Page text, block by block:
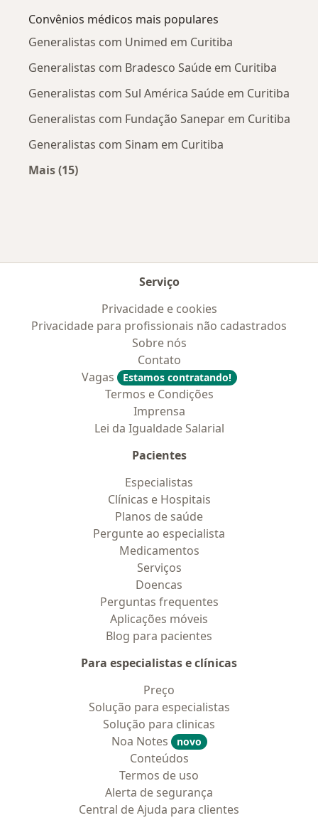
Convênios médicos mais populares
Generalistas com Unimed em Curitiba
Generalistas com Bradesco Saúde em Curitiba
Generalistas com Sul América Saúde em Curitiba
Generalistas com Fundação Sanepar em Curitiba
Generalistas com Sinam em Curitiba
Mais (15)
Serviço
Privacidade e cookies
Privacidade para profissionais não cadastrados
Sobre nós
Contato
Vagas
Estamos contratando!
Termos e Condições
Imprensa
Lei da Igualdade Salarial
Pacientes
Especialistas
Clínicas e Hospitais
Planos de saúde
Pergunte ao especialista
Medicamentos
Serviços
Doencas
Perguntas frequentes
Aplicações móveis
Blog para pacientes
Para especialistas e clínicas
Preço
Solução para especialistas
Solução para clinicas
Noa Notes
novo
Conteúdos
Termos de uso
Alerta de segurança
Central de Ajuda para clientes